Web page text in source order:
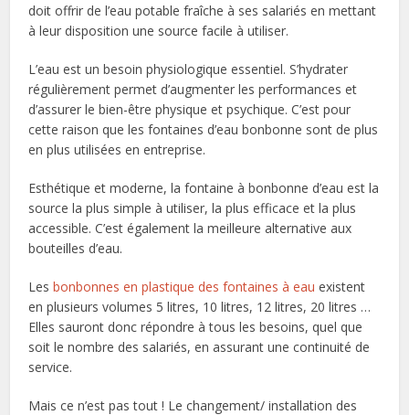
doit offrir de l’eau potable fraîche à ses salariés en mettant
à leur disposition une source facile à utiliser.
L’eau est un besoin physiologique essentiel. S’hydrater
régulièrement permet d’augmenter les performances et
d’assurer le bien-être physique et psychique. C’est pour
cette raison que les fontaines d’eau bonbonne sont de plus
en plus utilisées en entreprise.
Esthétique et moderne, la fontaine à bonbonne d’eau est la
source la plus simple à utiliser, la plus efficace et la plus
accessible. C’est également la meilleure alternative aux
bouteilles d’eau.
Lesbonbonnes en plastique des fontaines à eau existent
en plusieurs volumes 5 litres, 10 litres, 12 litres, 20 litres …
Elles sauront donc répondre à tous les besoins, quel que
soit le nombre des salariés, en assurant une continuité de
service.
Mais ce n’est pas tout ! Le changement/ installation des